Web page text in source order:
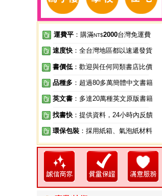
運費平 ：購滿NT$2000台灣免運費
速度快 ：全台灣地區都以速遞發貨
書價低 ：歡迎與任何同類書店比價
品種多 ：超過80多萬簡體中文書籍
英文書 ：多達20萬種英文原版書籍
找書快 ：提供資料，24小時內反饋
環保包裝 ：採用紙箱、氣泡紙材料